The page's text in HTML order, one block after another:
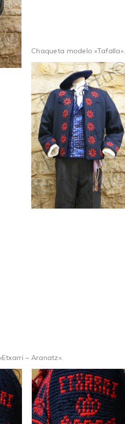
Chaqueta modelo «Tafalla».
– Aranatz».